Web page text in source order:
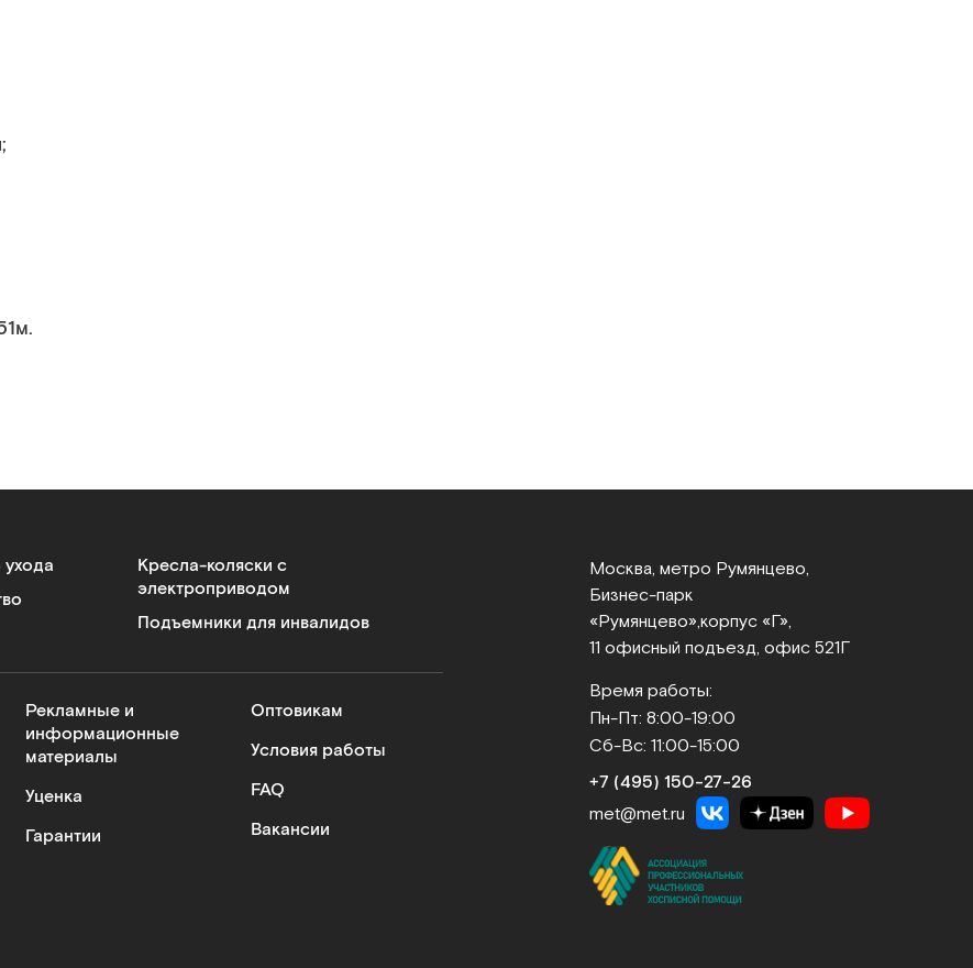
Кресла-коляски с
электроприводом
Подъемники для инвалидов
Рекламные и
информационные
материалы
Уценка
Гарантии
Оптовикам
Условия работы
FAQ
Вакансии
Москва, метро Румянцево,
Бизнес‑парк
«Румянцево», корпус «Г»,
11 офисный подъезд, офис 521Г
Время работы:
Пн-Пт: 8:00-19:00
Сб-Вс: 11:00-15:00
+7 (495) 150‑27‑26
met@met.ru